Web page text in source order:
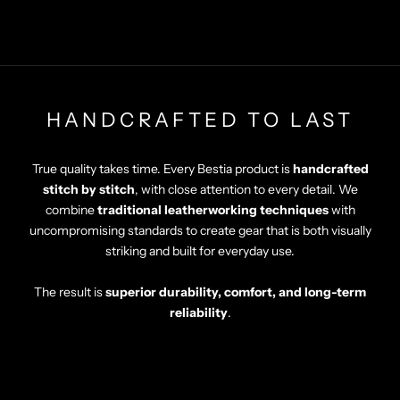
HANDCRAFTED TO LAST
True quality takes time. Every Bestia product ishandcrafted
stitch by stitch, with close attention to every detail. We
combinetraditional leatherworking techniqueswith
uncompromising standards to create gear that is both visually
striking and built for everyday use.
The result issuperior durability, comfort, and long-term
reliability.